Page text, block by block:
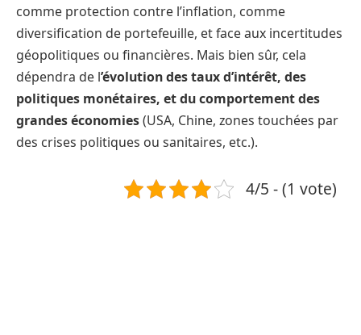
comme protection contre l’inflation, comme
diversification de portefeuille, et face aux incertitudes
géopolitiques ou financières. Mais bien sûr, cela
dépendra de l’évolution des taux d’intérêt, des
politiques monétaires, et du comportement des
grandes économies(USA, Chine, zones touchées par
des crises politiques ou sanitaires, etc.).
4/5 - (1 vote)